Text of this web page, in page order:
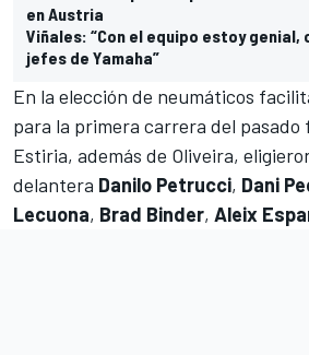
en Austria
Viñales: “Con el equipo estoy
jefes de Yamaha”
En la elección de neumáticos
para la primera carrera del pasado
Estiria, además de Oliveira,
delantera Danilo Petrucci, Dani
Lecuona, Brad Binder, Aleix